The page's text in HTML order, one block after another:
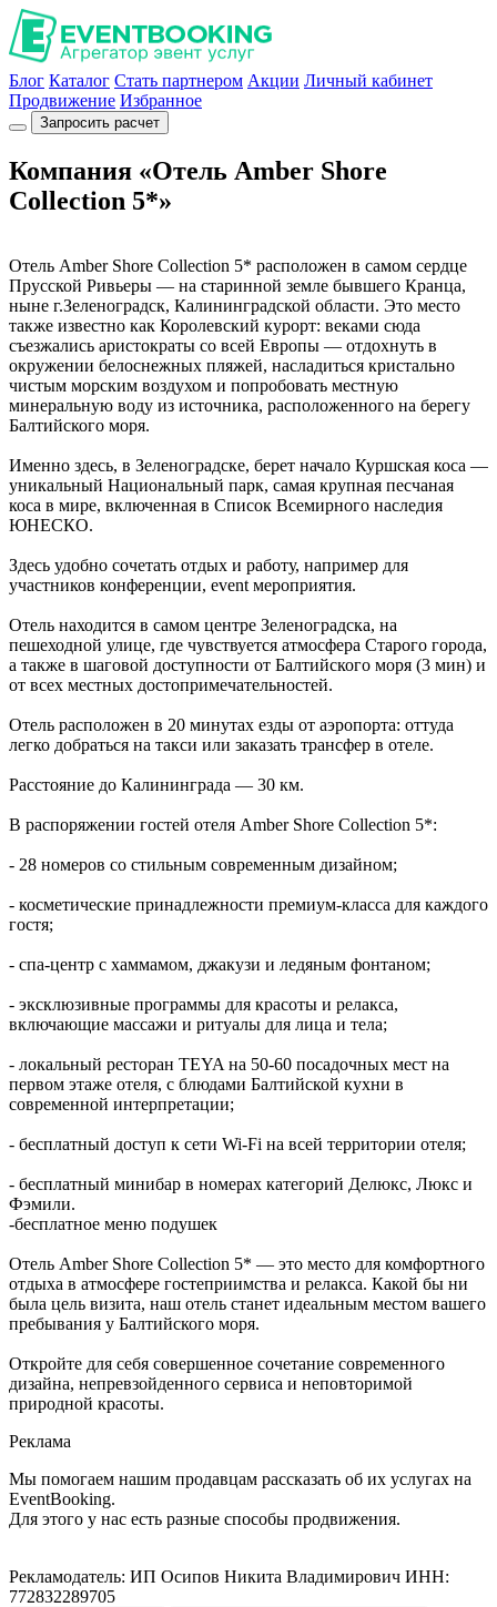
Блог Каталог Стать партнером Акции Личный кабинет
Продвижение Избранное
Запросить расчет
Компания «Отель Amber Shore
Collection 5*»
Отель Amber Shore Collection 5* расположен в самом сердце
Прусской Ривьеры — на старинной земле бывшего Кранца,
ныне г.Зеленоградск, Калининградской области. Это место
также известно как Королевский курорт: веками сюда
съезжались аристократы со всей Европы — отдохнуть в
окружении белоснежных пляжей, насладиться кристально
чистым морским воздухом и попробовать местную
минеральную воду из источника, расположенного на берегу
Балтийского моря.
Именно здесь, в Зеленоградске, берет начало Куршская коса —
уникальный Национальный парк, самая крупная песчаная
коса в мире, включенная в Список Всемирного наследия
ЮНЕСКО.
Здесь удобно сочетать отдых и работу, например для
участников конференции, event мероприятия.
Отель находится в самом центре Зеленоградска, на
пешеходной улице, где чувствуется атмосфера Старого города,
а также в шаговой доступности от Балтийского моря (3 мин) и
от всех местных достопримечательностей.
Отель расположен в 20 минутах езды от аэропорта: оттуда
легко добраться на такси или заказать трансфер в отеле.
Расстояние до Калининграда — 30 км.
В распоряжении гостей отеля Amber Shore Collection 5*:
- 28 номеров со стильным современным дизайном;
- косметические принадлежности премиум-класса для каждого
гостя;
- спа-центр с хаммамом, джакузи и ледяным фонтаном;
- эксклюзивные программы для красоты и релакса,
включающие массажи и ритуалы для лица и тела;
- локальный ресторан TEYA на 50-60 посадочных мест на
первом этаже отеля, с блюдами Балтийской кухни в
современной интерпретации;
- бесплатный доступ к сети Wi-Fi на всей территории отеля;
- бесплатный минибар в номерах категорий Делюкс, Люкс и
Фэмили.
-бесплатное меню подушек
Отель Amber Shore Collection 5* — это место для комфортного
отдыха в атмосфере гостеприимства и релакса. Какой бы ни
была цель визита, наш отель станет идеальным местом вашего
пребывания у Балтийского моря.
Откройте для себя совершенное сочетание современного
дизайна, непревзойденного сервиса и неповторимой
природной красоты.
Реклама
Мы помогаем нашим продавцам рассказать об их услугах на
EventBooking.
Для этого у нас есть разные способы продвижения.
Рекламодатель: ИП Осипов Никита Владимирович ИНН:
772832289705